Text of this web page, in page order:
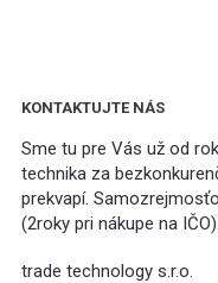
KONTAKTUJTE NÁS
Sme tu pre Vás už od
technika za
prekvapí.
(2roky pri nákupe na IČO).
trade technology s.r.o.